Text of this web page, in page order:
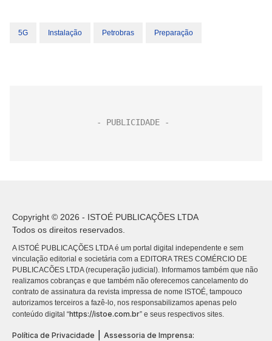
5G Instalação Petrobras Preparação
Copyright © 2026 - ISTOÉ PUBLICAÇÕES LTDA
Todos os direitos reservados.
A ISTOÉ PUBLICAÇÕES LTDA é um portal digital independente e sem
vinculação editorial e societária com a EDITORA TRES COMÉRCIO DE
PUBLICACÕES LTDA (recuperação judicial). Informamos também que não
realizamos cobranças e que também não oferecemos cancelamento do
contrato de assinatura da revista impressa de nome ISTOÉ, tampouco
autorizamos terceiros a fazê-lo, nos responsabilizamos apenas pelo
conteúdo digital “https://istoe.com.br” e seus respectivos sites.
Política de Privacidade Assessoria de Imprensa: